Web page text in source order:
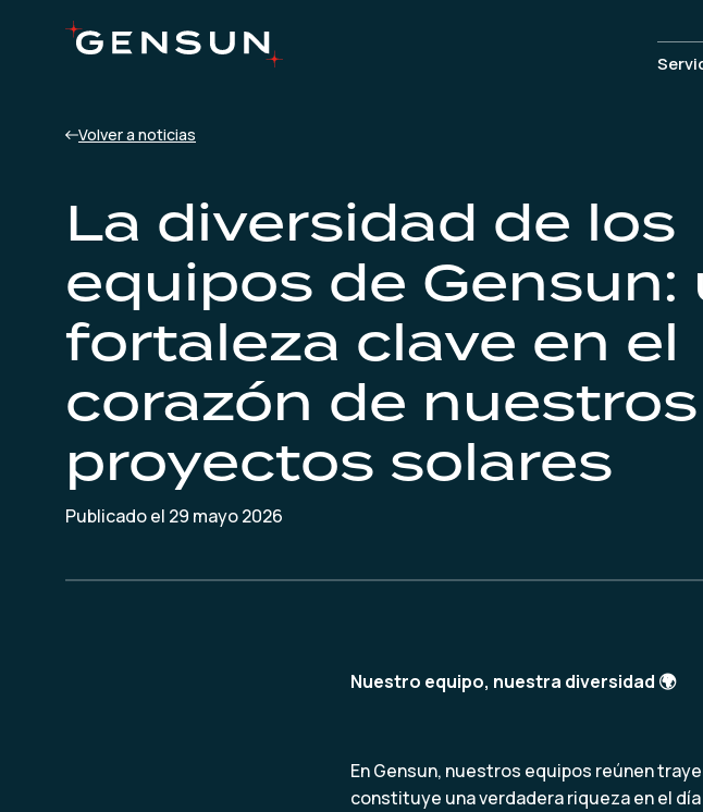
Volver a noticias
La diversidad de los
equipos de Gensun:
fortaleza clave en el
corazón de nuestros
proyectos solares
Publicado el 29 mayo 2026
Nuestro equipo, nuestra diversidad 🌍
En Gensun, nuestros equipos reúnen
constituye una verdadera riqueza en el día